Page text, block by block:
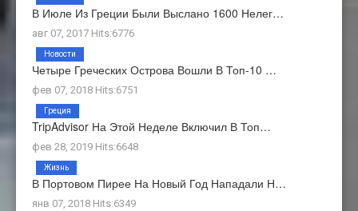
В Июле Из Греции Были Выслано 1600 Нелег…
авг 07, 2017 Hits:6776
Четыре Греческих Острова Вошли В Топ-10 …
фев 07, 2018 Hits:6751
Новости
TripAdvisor На Этой Неделе Включил В Топ…
фев 28, 2019 Hits:6648
Греция
В Портовом Пирее На Новый Год Нападали Н…
янв 07, 2018 Hits:6349
Жизнь